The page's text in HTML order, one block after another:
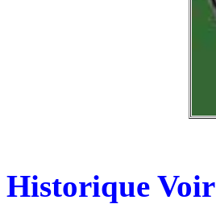
Historique Voir